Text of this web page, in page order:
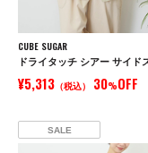
CUBE SUGAR
¥5,313 （税込） 30%OFF
SALE